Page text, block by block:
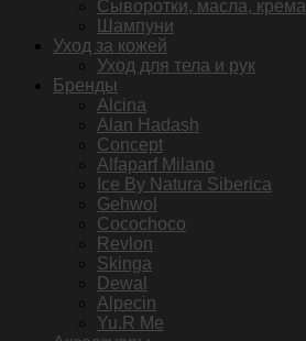
Сыворотки, масла,
Шампуни
Уход за кожей
Уход для тела и рук
Бренды
Alcina
Alan Hadash
Concept
Alfaparf Milano
Ice By Natura Siberica
Gehwol
Cocochoco
Revlon
Skinga
Dewal
Alpecin
Yu.R Me